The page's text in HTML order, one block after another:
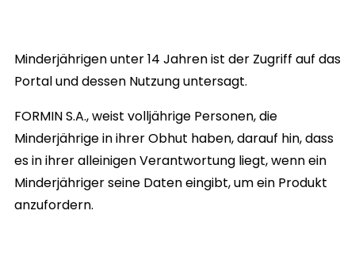
Minderjährigen unter 14 Jahren ist der Zugriff auf das
Portal und dessen Nutzung untersagt.
FORMIN S.A., weist volljährige Personen, die
Minderjährige in ihrer Obhut haben, darauf hin, dass
es in ihrer alleinigen Verantwortung liegt, wenn ein
Minderjähriger seine Daten eingibt, um ein Produkt
anzufordern.